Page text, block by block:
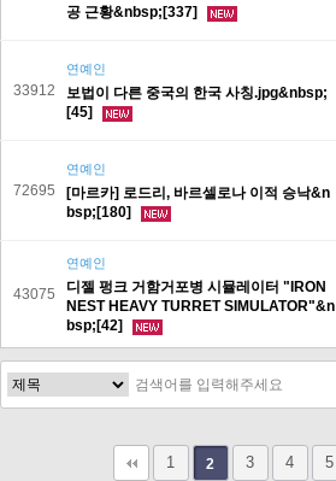
공 근황&nbsp;[337]
33912
연예인
보법이 다른 중국의 한국 사칭.jpg&nbsp;
[45]
72695
연예인
[마르카] 로드리, 바르셀로나 이적 승낙&n
bsp;[180]
43075
연예인
디젤 펑크 거함거포병 시뮬레이터 "IRON
NEST HEAVY TURRET SIMULATOR"&n
bsp;[42]
1 2 3 4 5